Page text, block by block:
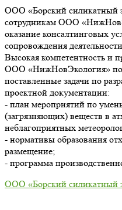
ООО «Борский силикатный
сотрудникам ООО
оказание консалтинговых
сопровождения
Высокая компетентность и
ООО «НижНовЭкология»
поставленные задачи по
проектной документации:
- план мероприятий по
(загрязняющих) веществ в
неблагоприятных
- нормативы образования
размещение;
- программа
ООО «Борский силикатный